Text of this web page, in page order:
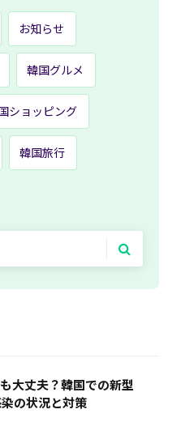
お知らせ
韓国グルメ
ショッピング
韓国旅行
大丈夫？韓国での新型
の状況と対策